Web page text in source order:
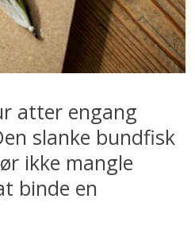
atter engang
slanke bundfisk
ikke mangle
binde en